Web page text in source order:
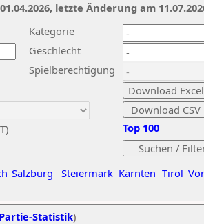
Kategorie
Geschlecht
Spielberechtigung
Salzburg Steiermark Kärnten Tirol
Top 100
letzte Änderung am
Statistik)